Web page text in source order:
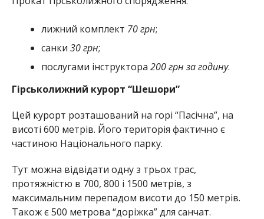
лижний комплект 70 грн;
санки 30 грн;
послугами інструктора 200 грн за годину.
Гірськолижний курорт “Шешори”
Цей курорт розташований на горі “Пасічна”, на
висоті 600 метрів. Його територія фактично є
частиною Національного парку.
Тут можна відвідати одну з трьох трас,
протяжністю в 700, 800 і 1500 метрів, з
максимальним перепадом висоти до 150 метрів.
Також є 500 метрова “доріжка” для санчат.